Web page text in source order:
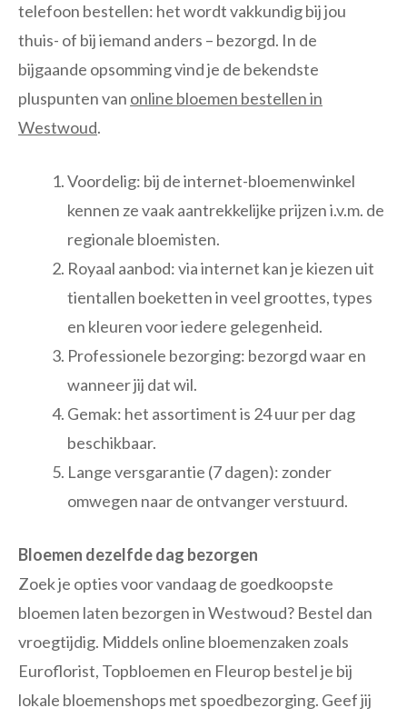
telefoon bestellen: het wordt vakkundig bij jou
thuis- of bij iemand anders – bezorgd. In de
bijgaande opsomming vind je de bekendste
pluspunten van online bloemen bestellen in
Westwoud.
Voordelig: bij de internet-bloemenwinkel
kennen ze vaak aantrekkelijke prijzen i.v.m. de
regionale bloemisten.
Royaal aanbod: via internet kan je kiezen uit
tientallen boeketten in veel groottes, types
en kleuren voor iedere gelegenheid.
Professionele bezorging: bezorgd waar en
wanneer jij dat wil.
Gemak: het assortiment is 24 uur per dag
beschikbaar.
Lange versgarantie (7 dagen): zonder
omwegen naar de ontvanger verstuurd.
Bloemen dezelfde dag bezorgen
Zoek je opties voor vandaag de goedkoopste
bloemen laten bezorgen in Westwoud? Bestel dan
vroegtijdig. Middels online bloemenzaken zoals
Euroflorist, Topbloemen en Fleurop bestel je bij
lokale bloemenshops met spoedbezorging. Geef jij